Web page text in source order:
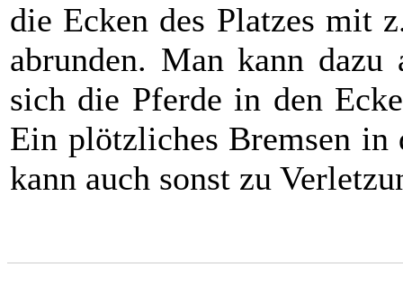
die Ecken des Platzes mit
abrunden. Man kann dazu
sich die Pferde in den
Ein plötzliches Bremsen in
kann auch sonst zu